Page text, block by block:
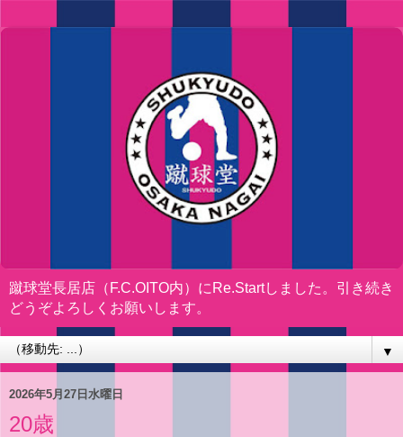
蹴球堂長居店（F.C.OITO内）にRe.Startしました。引き続き
どうぞよろしくお願いします。
▼
2026年5月27日水曜日
20歳